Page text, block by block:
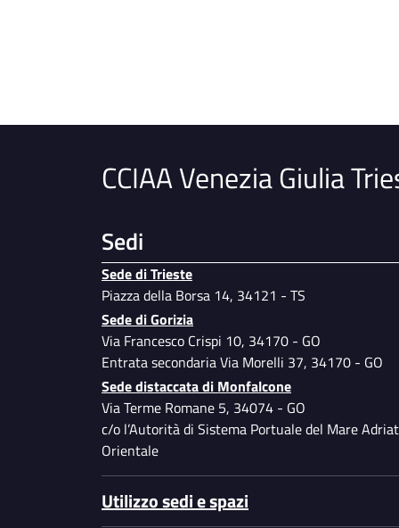
CCIAA Venezia Giulia
Sedi
Sede di Trieste
Piazza della Borsa 14, 34121 - TS
Sede di Gorizia
Via Francesco Crispi 10, 34170 - GO
Entrata secondaria Via Morelli 37, 34170 - GO
Sede distaccata di Monfalcone
Via Terme Romane 5, 34074 - GO
c/o l’Autorità di Sistema Portuale del Mare
Orientale
Utilizzo sedi e spazi